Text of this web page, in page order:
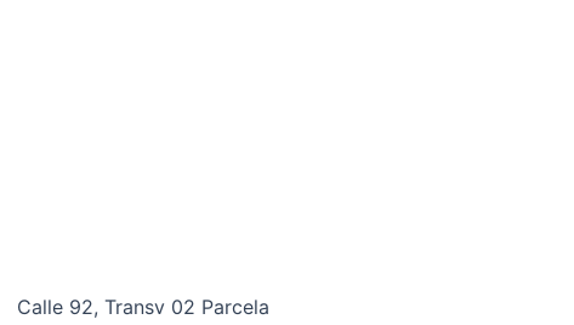
Calle 92, Transv 02 Parcela